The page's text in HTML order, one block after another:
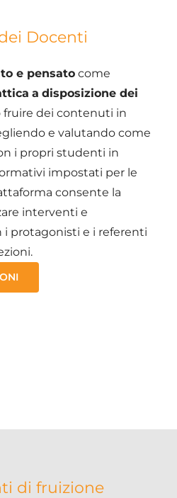
Docenti
e pensatocome
a disposizione dei
fruire dei contenuti in
e valutando come
i propri studenti in
impostati per le
consente la
interventi e
protagonisti e i referenti
di fruizione